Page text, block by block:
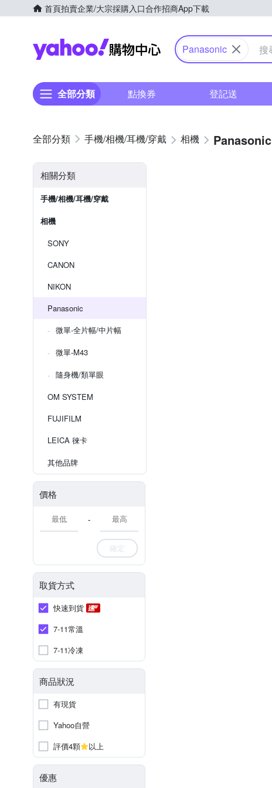
首頁拍賣企業/大宗採購入口合作招商App下載
Yahoo購物中心
Panasonic
全部分類 點換券 登記送
手機/相機/耳機/穿戴 相機 Panasonic
相關分類
手機/相機/耳機/穿戴
相機
SONY
CANON
NIKON
Panasonic
微單-全片幅/中片幅
微單-M43
隨身機/類單眼
OM SYSTEM
FUJIFILM
LEICA 徠卡
其他品牌
價格
-
確定
取貨方式
快速到貨
7-11常溫
7-11冷凍
商品狀況
有現貨
Yahoo自營
評價4顆
以上
優惠